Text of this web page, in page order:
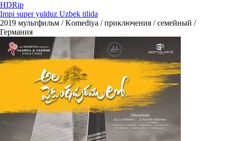
HDRip
Impi super yulduz Uzbek tilida
2019 мультфильм / Komediya / приключения / семейный /
Германия